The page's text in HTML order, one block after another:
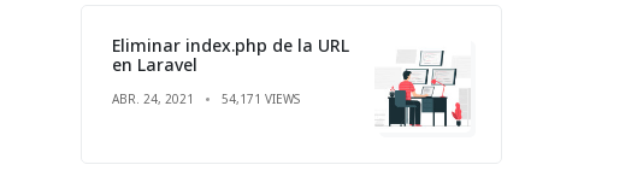
Eliminar index.php de la URL
en Laravel
ABR. 24, 2021 54,171 VIEWS